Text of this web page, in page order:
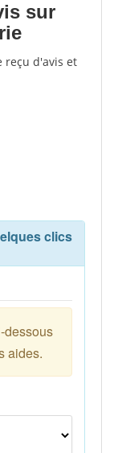
sur
reçu d'avis et